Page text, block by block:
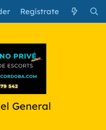
Regístrate
General